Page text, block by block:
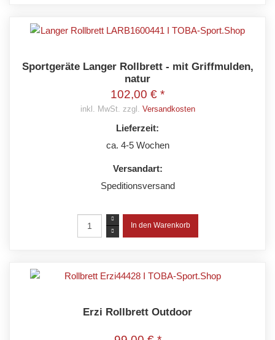
Sportgeräte Langer Rollbrett - mit Griffmulden,
natur
102,00 € *
inkl. MwSt. zzgl. Versandkosten
Lieferzeit:
ca. 4-5 Wochen
Versandart:
Speditionsversand
Erzi Rollbrett Outdoor